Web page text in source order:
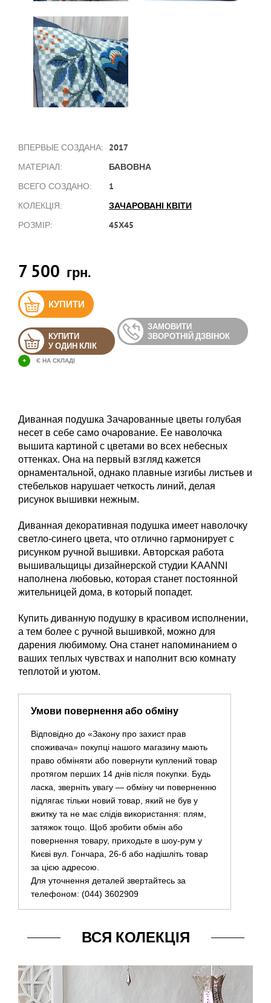
ВПЕРВЫЕ СОЗДАНА: 2017
МАТЕРІАЛ: БАВОВНА
ВСЕГО СОЗДАНО: 1
КОЛЕКЦІЯ: ЗАЧАРОВАНІ КВІТИ
РОЗМІР: 45Х45
7 500 грн.
КУПИТИ
КУПИТИ
У ОДИН КЛІК
ЗАМОВИТИ
ЗВОРОТНІЙ ДЗВІНОК
+ Є НА СКЛАДІ
Диванная подушка Зачарованные цветы голубая
несет в себе само очарование. Ее наволочка
вышита картиной с цветами во всех небесных
оттенках. Она на первый взгляд кажется
орнаментальной, однако плавные изгибы листьев и
стебельков нарушает четкость линий, делая
рисунок вышивки нежным.
Диванная декоративная подушка имеет наволочку
светло-синего цвета, что отлично гармонирует с
рисунком ручной вышивки. Авторская работа
вышивальщицы дизайнерской студии KAANNI
наполнена любовью, которая станет постоянной
жительницей дома, в который попадет.
Купить диванную подушку в красивом исполнении,
а тем более с ручной вышивкой, можно для
дарения любимому. Она станет напоминанием о
ваших теплых чувствах и наполнит всю комнату
теплотой и уютом.
Умови повернення або обміну
Відповідно до «Закону про захист прав
споживача» покупці нашого магазину мають
право обміняти або повернути куплений товар
протягом перших 14 днів після покупки. Будь
ласка, зверніть увагу — обміну чи поверненню
підлягає тільки новий товар, який не був у
вжитку та не має слідів використання: плям,
затяжок тощо. Щоб зробити обмін або
повернення товару, приходьте в шоу-рум у
Києві вул. Гончара, 26-б або надішліть товар
за цією адресою.
Для уточнення деталей звертайтесь за
телефоном: (044) 3602909
ВСЯ КОЛЕКЦІЯ